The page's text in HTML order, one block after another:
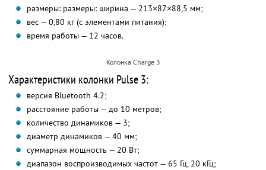
размеры: размеры: ширина — 213×87×88,5 мм;
вес — 0,80 кг (с элементами питания);
время работы — 12 часов.
Колонка Charge 3
Характеристики колонки Pulse 3:
версия Bluetooth 4.2;
расстояние работы — до 10 метров;
количество динамиков — 3;
диаметр динамиков — 40 мм;
суммарная мощность — 20 Вт;
диапазон воспроизводимых частот — 65 Гц, 20 кГц;